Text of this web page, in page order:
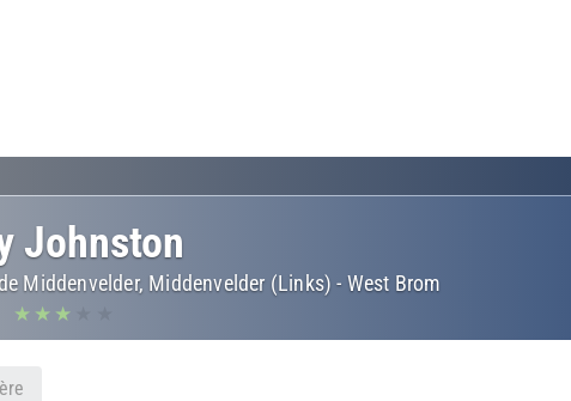
Johnston
Middenvelder, Middenvelder (Links)- West Brom